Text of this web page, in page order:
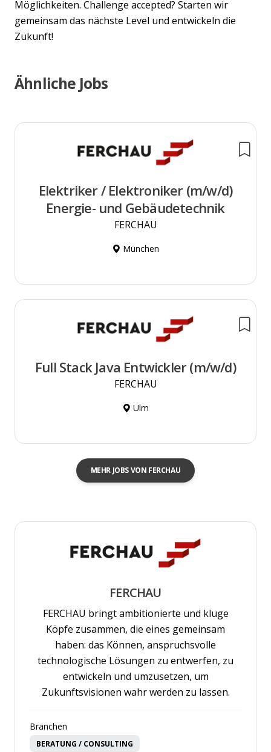
Möglichkeiten. Challenge accepted? Starten wir
gemeinsam das nächste Level und entwickeln die
Zukunft!
Ähnliche Jobs
Elektriker / Elektroniker (m/w/d)
Energie- und Gebäudetechnik
FERCHAU
München
Full Stack Java Entwickler (m/w/d)
FERCHAU
Ulm
MEHR JOBS VON FERCHAU
FERCHAU
FERCHAU bringt ambitionierte und kluge
Köpfe zusammen, die eines gemeinsam
haben: das Können, anspruchsvolle
technologische Lösungen zu entwerfen, zu
entwickeln und umzusetzen, um
Zukunftsvisionen wahr werden zu lassen.
Branchen
BERATUNG / CONSULTING